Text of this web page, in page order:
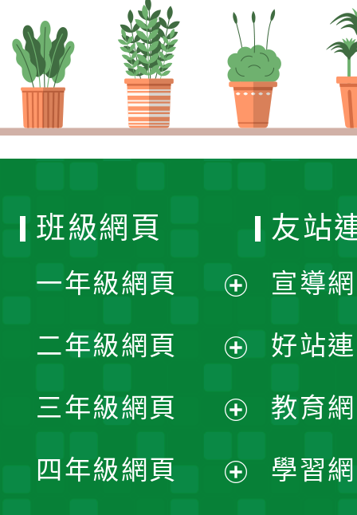
班級網頁
一年級網頁
開
選
單
二年級網頁
開
選
三年級網頁
開
四年級網頁
友站
宣導
好站
教育
學習